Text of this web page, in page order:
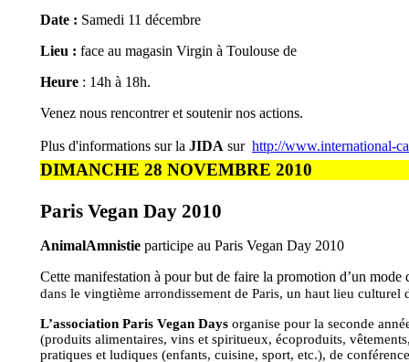
Date : Samedi 11 décembre
Lieu : face au magasin Virgin à Toulouse de
Heure : 14h à 18h.
Venez nous rencontrer et soutenir nos actions.
Plus d'informations sur la JIDA sur http://www.international-
DIMANCHE 28 NOVEMBRE 2010
Paris Vegan Day 2010
AnimalAmnistie participe au Paris Vegan Day 2010
Cette manifestation à pour but de faire la promotion d’un
dans le vingtième arrondissement de Paris, un haut lieu culturel
L’association Paris Vegan Days organise pour la seconde
(produits alimentaires, vins et spiritueux, écoproduits,
pratiques et ludiques (enfants, cuisine, sport, etc.), de